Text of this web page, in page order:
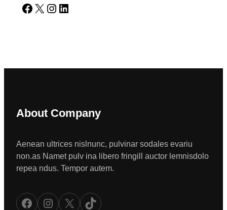
Facebook X Instagram LinkedIn
About Company
Aenean ultrices nislnunc, pulvinar sodales evariu
non.as Namet pulv ina libero fringill auctor lemnisdolo
repea ndus. Tempor autem.
Facebook Instagram X TikTok